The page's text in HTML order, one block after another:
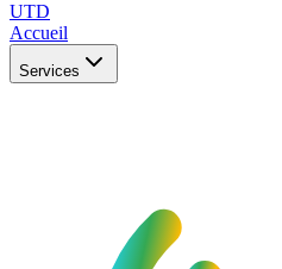
UTD
Accueil
Services